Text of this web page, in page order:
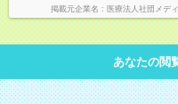
掲載元企業名 医療法人社団メデ
あなたの閲